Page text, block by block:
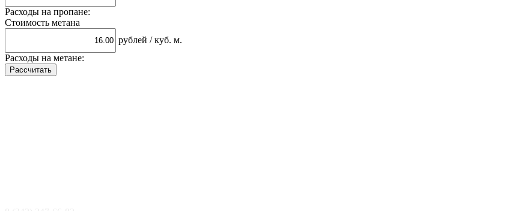
Расходы на пропане:
Стоимость метана
рублей / куб. м.
Расходы на метане: